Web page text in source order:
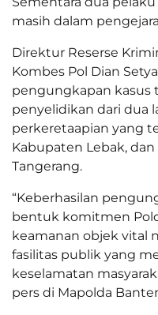
masih dalam
Direktur Reserse
Kombes Pol Dian
pengungkapan kasus
penyelidikan dari dua
perkeretaapian yang
Kabupaten Lebak,
Tangerang.
“Keberhasilan
bentuk komitmen
keamanan objek vital
fasilitas publik yang
keselamatan
pers di Mapolda